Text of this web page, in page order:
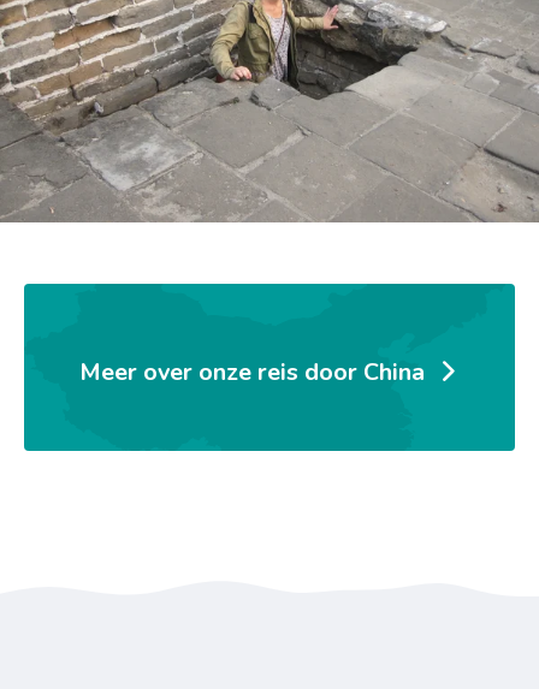
Meer over onze reis door China